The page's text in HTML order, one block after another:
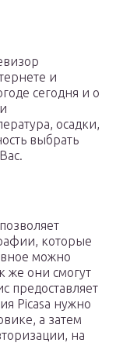
и
сегодня и о
осадки,
выбрать
которые
можно
же они смогут
предоставляет
Picasa нужно
а затем
на